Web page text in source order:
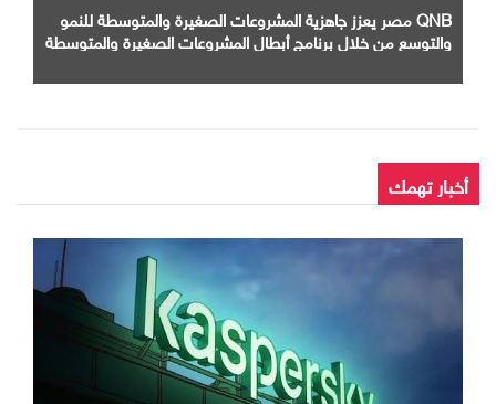
QNB مصر يعزز جاهزية المشروعات الصغيرة والمتوسطة للنمو
والتوسع من خلال برنامج أبطال المشروعات الصغيرة والمتوسطة
أخبار تهمك